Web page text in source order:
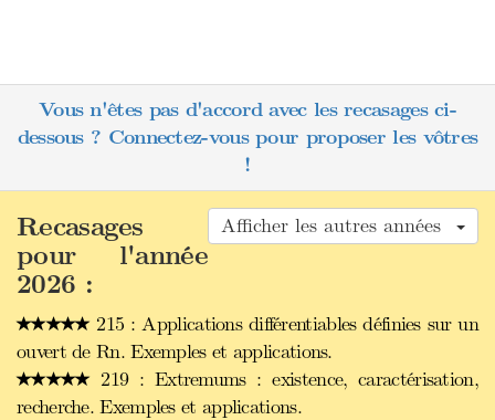
Vous n'êtes pas d'accord avec les recasages ci-
dessous ? Connectez-vous pour proposer les vôtres
!
Afficher les autres années
Recasages
pour l'année
2026 :
215 : Applications différentiables définies sur un
ouvert de Rn. Exemples et applications.
219 : Extremums : existence, caractérisation,
recherche. Exemples et applications.